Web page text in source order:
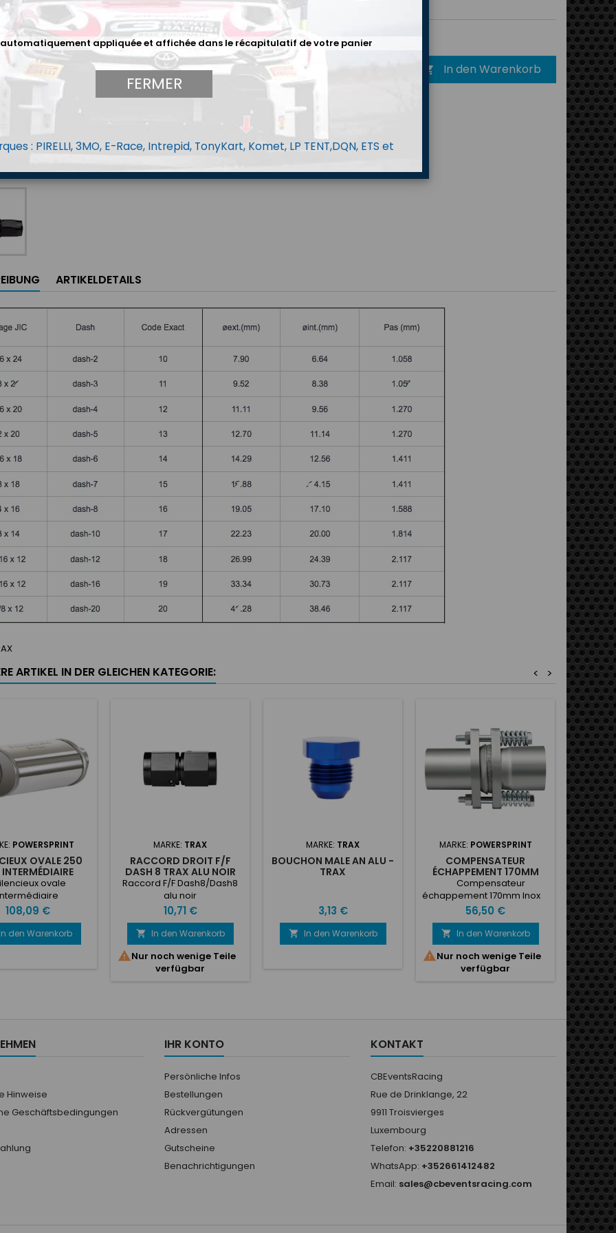
17,45 € Bruttopreis
Menge  In den Warenkorb
ARTIKELDETAILS
ARTIKEL IN DER GLEICHEN KATEGORIE: >
<
POWERSPRINT
OVALE 250
INOX
ovale
inox
Preis
108,09 €
In den Warenkorb
MARKE: TRAX
RACCORD DROIT F/F
DASH 8 TRAX ALU NOIR
Raccord F/F Dash8/Dash8
alu noir
Preis
10,71 €
 In den Warenkorb
Nur noch wenige Teile
verfügbar
MARKE: TRAX
BOUCHON MALE AN ALU -
TRAX
Preis
3,13 €
 In den Warenkorb
MARKE: POWERSPRINT
COMPENSATEUR
ÉCHAPPEMENT 170MM
INOX
Compensateur
échappement 170mm Inox
Preis
56,50 €
 In den Warenkorb
Nur noch wenige Teile
verfügbar

Hinweise
Geschäftsbedingungen
IHR KONTO
Persönliche Infos
Bestellungen
Rückvergütungen
Adressen
Gutscheine
Benachrichtigungen
KONTAKT
CBEventsRacing
Rue de Drinklange, 22
9911 Troisvierges
Luxembourg
Telefon: +35220881216
WhatsApp: +352661412482
Email: sales@cbeventsracing.com
automatiquement appliquée et affichée dans le récapitulatif de votre panier
FERMER
: PIRELLI, 3MO, E-Race, Intrepid, TonyKart, Komet, LP TENT,DQN, ETS et